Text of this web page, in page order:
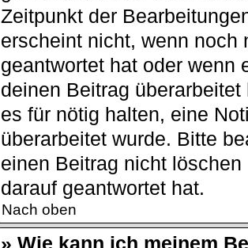
Zeitpunkt der
erscheint nicht, wenn noch
geantwortet hat oder wenn
deinen Beitrag
es für nötig halten, eine
überarbeitet wurde. Bitte
einen Beitrag nicht
darauf geantwortet hat.
Nach oben
» Wie kann ich meinem